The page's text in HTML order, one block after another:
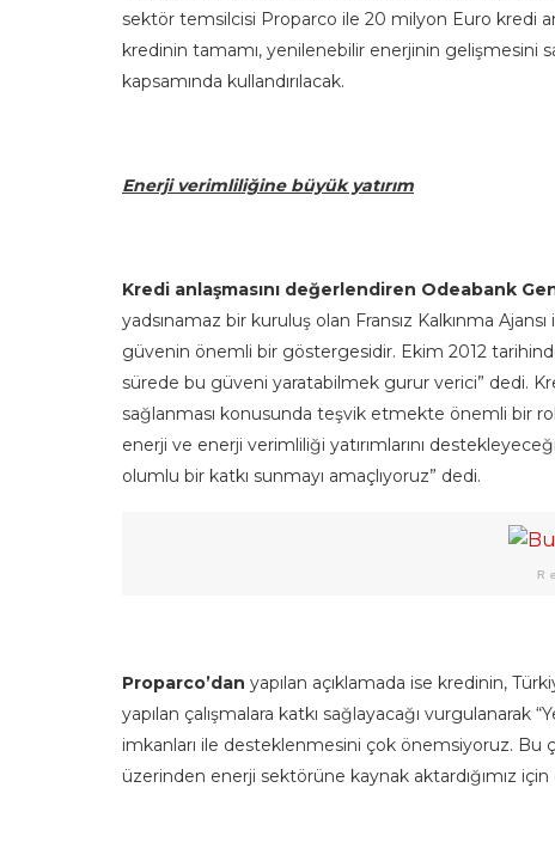
sektör temsilcisi Proparco ile 20 milyon Euro kredi
kredinin tamamı, yenilenebilir enerjinin gelişmesini
kapsamında kullandırılacak.
Enerji verimliliğine büyük yatırım
Kredi anlaşmasını değerlendiren Odeabank
yadsınamaz bir kuruluş olan Fransız Kalkınma
güvenin önemli bir göstergesidir. Ekim 2012
sürede bu güveni yaratabilmek gurur verici” dedi.
sağlanması konusunda teşvik etmekte önemli bir
enerji ve enerji verimliliği yatırımlarını
olumlu bir katkı sunmayı amaçlıyoruz” dedi.
Proparco’dan yapılan açıklamada ise kredinin,
yapılan çalışmalara katkı sağlayacağı
imkanları ile desteklenmesini çok önemsiyoruz. Bu
üzerinden enerji sektörüne kaynak aktardığımız